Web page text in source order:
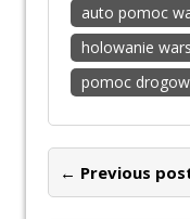
auto pomoc
holowanie
pomoc
← Previous